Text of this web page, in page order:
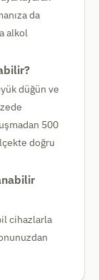
da
alkol
düğün ve
500
doğru
cihazlarla